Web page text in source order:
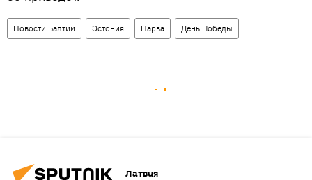
Новости Балтии Эстония Нарва День Победы
Латвия